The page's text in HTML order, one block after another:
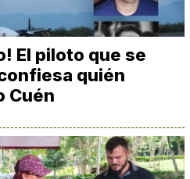
El piloto que se
quién
Cuén